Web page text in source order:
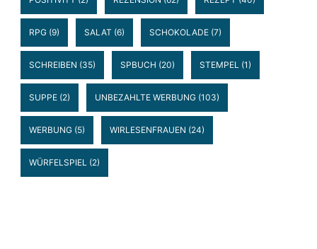
RPG(9) SALAT (6) SCHOKOLADE(7)
SCHREIBEN (35) SPBUCH (20) STEMPEL(1)
SUPPE(2) UNBEZAHLTE WERBUNG(103)
WERBUNG(5) WIRLESENFRAUEN (24)
WÜRFELSPIEL(2)